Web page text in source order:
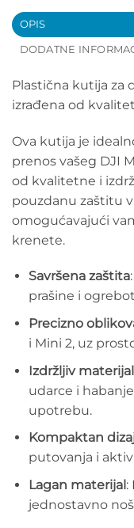
OPIS
DODATNE
Plastična kutija za
izrađena od
Ova kutija je
prenos vašeg DJI
od kvalitetne i
pouzdanu zaštitu
omogućavajući
krenete.
Savršena zaštita
prašine i
Precizno
i Mini 2, uz
Izdržljiv materijal
udarce i
upotrebu.
Kompaktan
putovanja i
Lagan materijal:
jednostavno